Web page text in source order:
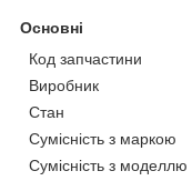
Основні
Код запчастини
Виробник
Стан
Сумісність з маркою
Сумісність з моделлю